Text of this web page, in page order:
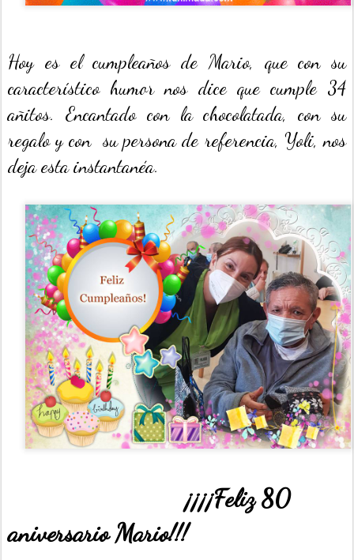
Hoy es el cumpleaños de Mario, que con su
característico humor nos dice que cumple 34
añitos. Encantado con la chocolatada, con su
regalo y con su persona de referencia, Yoli, nos
deja esta instantanéa.
¡¡¡¡Feliz 80
aniversario Mario!!!